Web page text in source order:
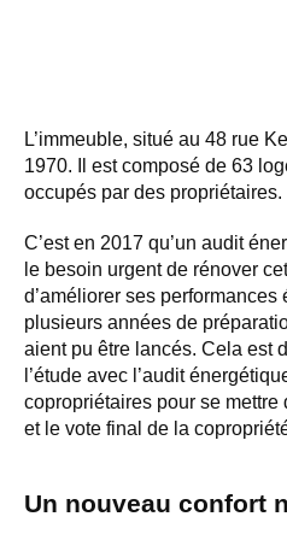
L’immeuble, situé au 48 rue
1970. Il est composé de 63
occupés par des propriétaires.
C’est en 2017 qu’un audit
le besoin urgent de rénover
d’améliorer ses performances
plusieurs années de
aient pu être lancés. Cela est
l’étude avec l’audit
copropriétaires pour se mettre
et le vote final de la
Un nouveau confort